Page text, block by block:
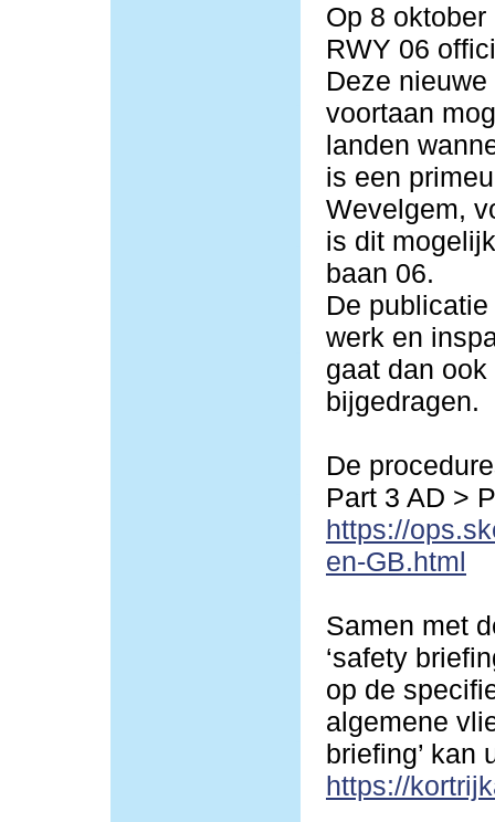
Op 8
RWY 06
Deze
voortaan
landen
is een
Wevelgem,
is dit
baan 06.
De
werk en
gaat dan
bijgedragen.
De
Part 3 AD >
https://
en-GB.html
Samen met
‘safety
op de
algemene
briefing’ kan
https://